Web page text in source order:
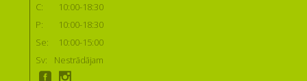
C:
10:00-18:30
P:
10:00-18:30
Se:
10:00-15:00
Sv:
Nestrādājam